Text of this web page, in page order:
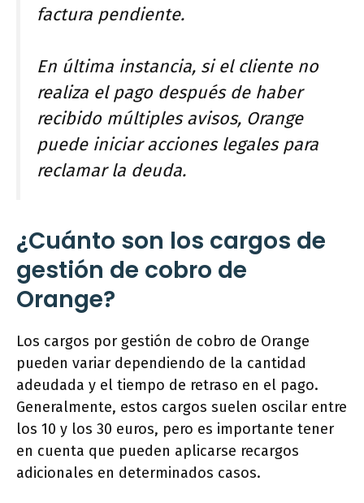
factura pendiente.
En última instancia, si el cliente no
realiza el pago después de haber
recibido múltiples avisos, Orange
puede iniciar acciones legales para
reclamar la deuda.
¿Cuánto son los cargos de
gestión de cobro de
Orange?
Los cargos por gestión de cobro de Orange
pueden variar dependiendo de la cantidad
adeudada y el tiempo de retraso en el pago.
Generalmente, estos cargos suelen oscilar entre
los 10 y los 30 euros, pero es importante tener
en cuenta que pueden aplicarse recargos
adicionales en determinados casos.